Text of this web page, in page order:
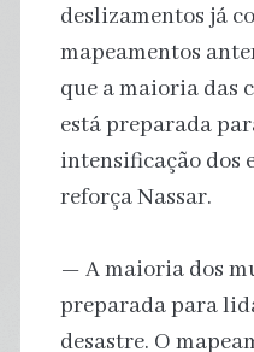
deslizamentos já
mapeamentos
que a maioria das
está preparada
intensificação dos
reforça Nassar.
— A maioria dos
preparada para
desastre. O